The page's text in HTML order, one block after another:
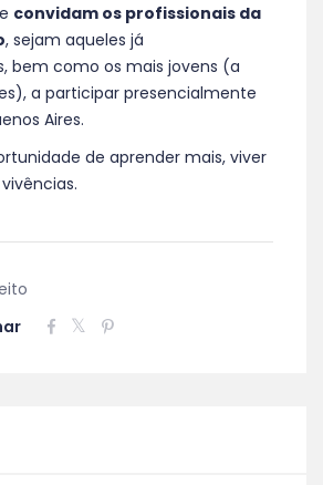
convidam os profissionais da
, sejam aqueles já
bem como os mais jovens (a
a participar presencialmente
Aires.
de aprender mais, viver